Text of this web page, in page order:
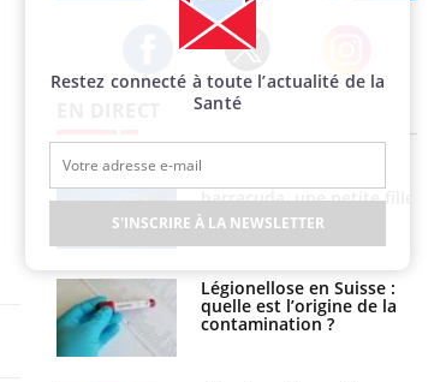
Facebook Twitter Instagram
barracuda, une petite fille
secourue grâce à un
réflexe essentiel
Légionellose en Suisse :
quelle est l’origine de la
contamination ?
Restez connecté à toute l’actualité de la
Santé
S'INSCRIRE À LA NEWSLETTER